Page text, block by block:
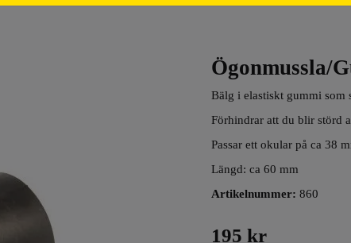
Ögonmussla/
Bälg i elastiskt gummi som
Förhindrar att du blir störd
Passar ett okular på ca 38
Längd: ca 60 mm
Artikelnummer: 860
195 kr